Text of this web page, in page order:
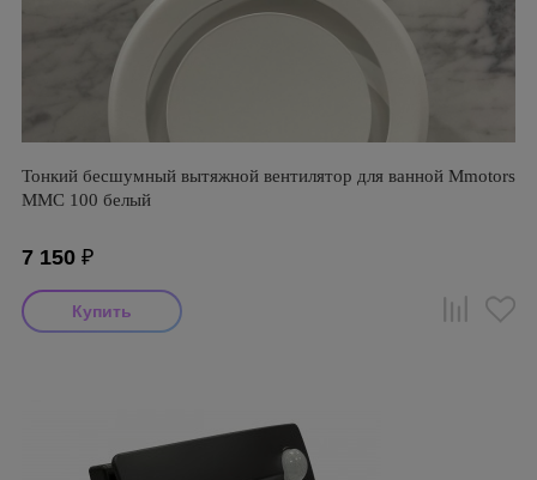
Тонкий бесшумный вытяжной вентилятор для ванной Mmotors
ММC 100 белый
7 150 ₽